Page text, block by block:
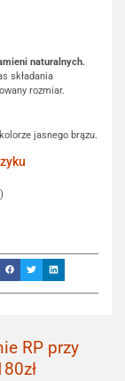
naturalnych.
składania
rozmiar.
jasnego brązu.
RP przy